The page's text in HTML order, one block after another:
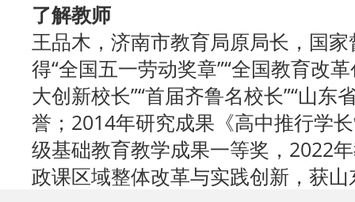
了解教师
王品木，济南市教育局原局长，国
得“全国五一劳动奖章”“全国教育改
大创新校长”“首届齐鲁名校长”“山东
誉；2014年研究成果《高中推行学
级基础教育教学成果一等奖，2022
政课区域整体改革与实践创新，获